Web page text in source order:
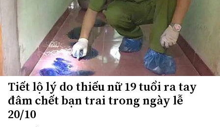
Tiết lộ lý do thiếu nữ 19 tuổi ra tay
đâm chết bạn trai trong ngày lễ
20/10